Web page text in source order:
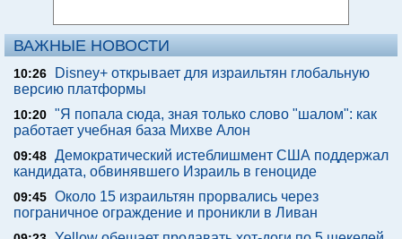
ВАЖНЫЕ НОВОСТИ
10:26
Disney+ открывает для израильтян глобальную
версию платформы
10:20 "Я попала сюда, зная только слово "шалом": как
работает учебная база Михве Алон
09:48 Демократический истеблишмент США поддержал
кандидата, обвинявшего Израиль в геноциде
09:45 Около 15 израильтян прорвались через
пограничное ограждение и проникли в Ливан